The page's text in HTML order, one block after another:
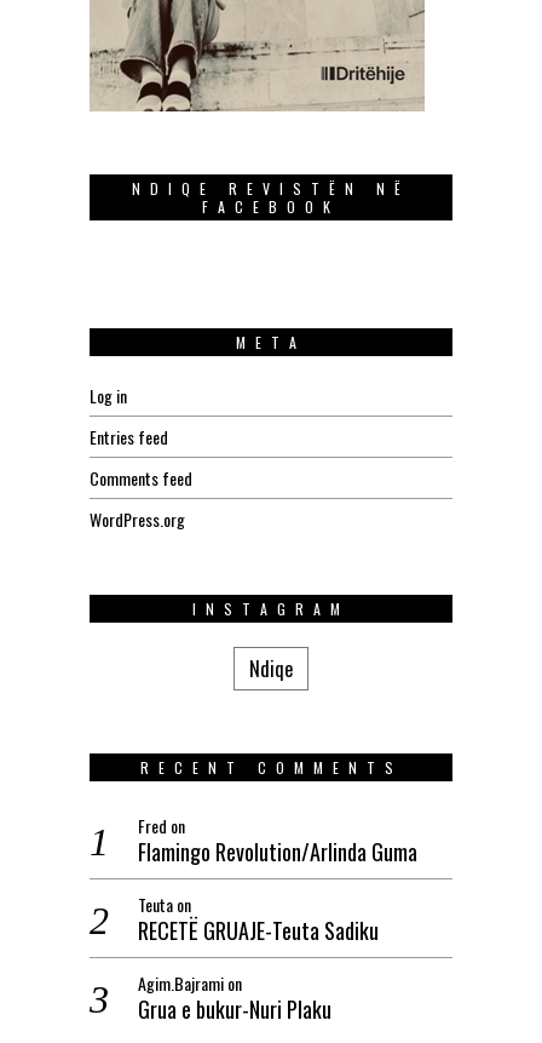
NDIQE REVISTËN NË
FACEBOOK
META
Log in
Entries feed
Comments feed
WordPress.org
INSTAGRAM
Ndiqe
RECENT COMMENTS
Fred on
Flamingo Revolution/Arlinda Guma
Teutaon
RECETË GRUAJE-Teuta Sadiku
Agim.Bajramion
Grua e bukur-Nuri Plaku